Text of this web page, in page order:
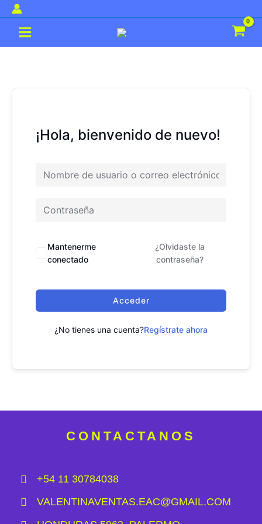
al
contenido
Main
¡Hola, bienvenido de nuevo!
Mantenerme
conectado
¿Olvidaste la
contraseña?
Acceder
¿No tienes una cuenta?Regístrate ahora
CONTACTANOS
+54 11 30784038
VALENTINAVENTAS.EAC@GMAIL.COM